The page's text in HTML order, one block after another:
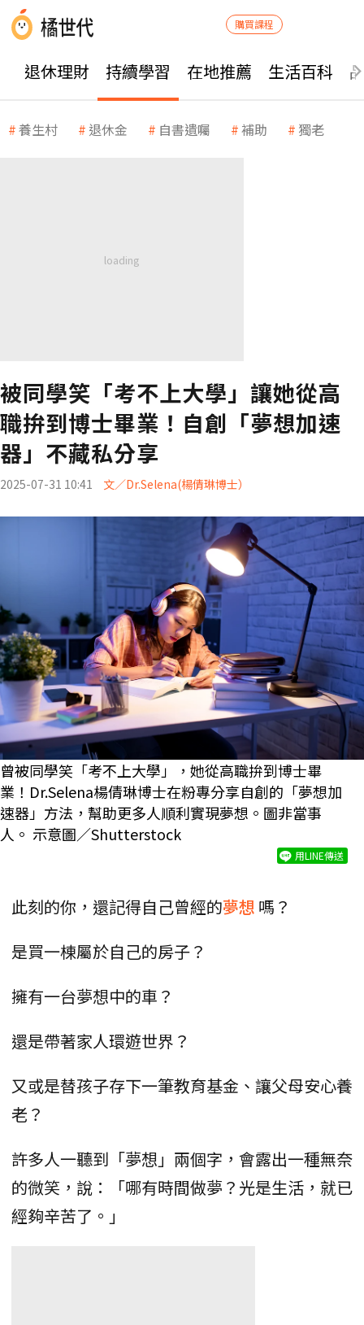
購買課程
退休理財 持續學習 在地推薦 生活百科
養生村 退休金 自書遺囑 補助 獨老
被同學笑「考不上大學」讓她從高
職拚到博士畢業！自創「夢想加速
器」不藏私分享
2025-07-31 10:41 文／Dr.Selena(楊倩琳博士）
曾被同學笑「考不上大學」，她從高職拚到博士畢
業！Dr.Selena楊倩琳博士在粉專分享自創的「夢想加
速器」方法，幫助更多人順利實現夢想。圖非當事
人。 示意圖／Shutterstock
用LINE傳送
此刻的你，還記得自己曾經的夢想 嗎？
是買一棟屬於自己的房子？
擁有一台夢想中的車？
還是帶著家人環遊世界？
又或是替孩子存下一筆教育基金、讓父母安心養
老？
許多人一聽到「夢想」兩個字，會露出一種無奈
的微笑，說：「哪有時間做夢？光是生活，就已
經夠辛苦了。」